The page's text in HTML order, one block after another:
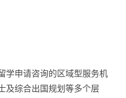
学申请咨询的区域型服务机
及综合出国规划等多个层